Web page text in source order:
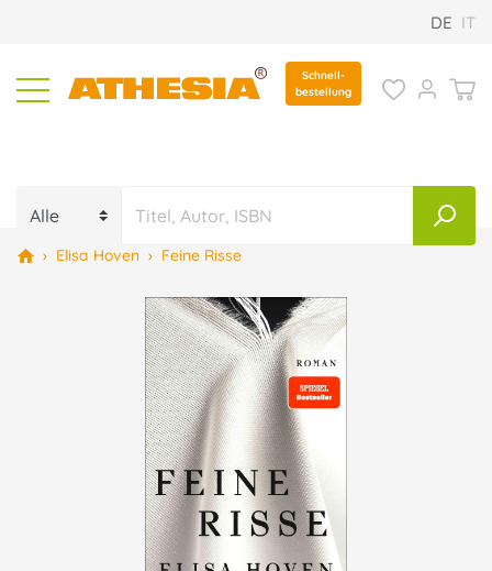
DE IT
Schnell-
bestellung
› Elisa Hoven › Feine Risse